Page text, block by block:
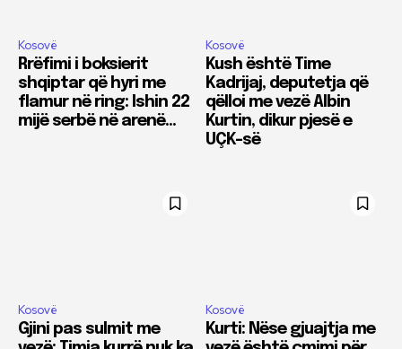
Kosovë
Rrëfimi i boksierit
shqiptar që hyri me
flamur në ring: Ishin 22
mijë serbë në arenë…
Kosovë
Kush është Time
Kadrijaj, deputetja që
qëlloi me vezë Albin
Kurtin, dikur pjesë e
UÇK-së
Kosovë
Gjini pas sulmit me
Kosovë
Kurti: Nëse gjuajtja me